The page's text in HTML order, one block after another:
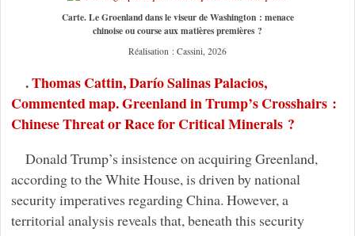
Carte. Le Groenland dans le viseur de Washington : menace
chinoise ou course aux matières premières ?
Réalisation : Cassini, 2026
.Thomas Cattin, Darío Salinas Palacios,
Commented map. Greenland in Trump’s Crosshairs :
Chinese Threat or Race for Critical Minerals ?
Donald Trump’s insistence on acquiring Greenland,
according to the White House, is driven by national
security imperatives regarding China. However, a
territorial analysis reveals that, beneath this security